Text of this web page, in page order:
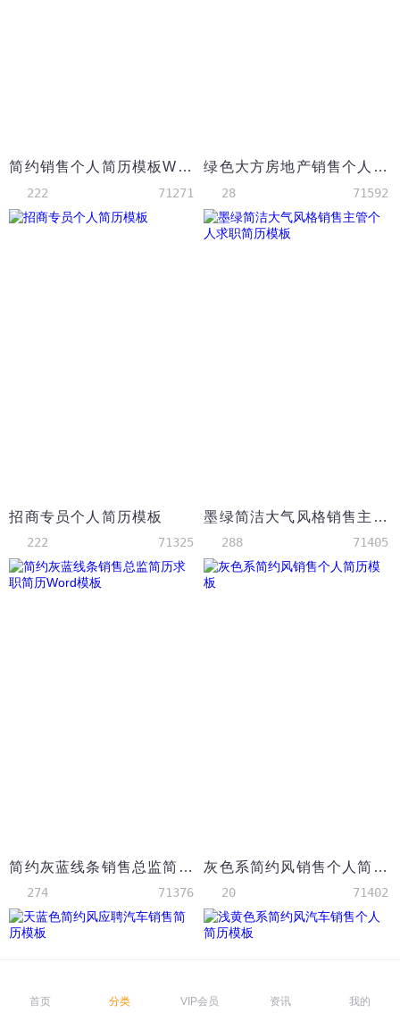
简约销售个人简历模板Word模板
222 71271
绿色大方房地产销售个人简历模板
28 71592
招商专员个人简历模板
222 71325
墨绿简洁大气风格销售主管个人求职简历模板
288 71405
简约灰蓝线条销售总监简历求职简历Word模板
274 71376
灰色系简约风销售个人简历模板
20 71402
首页 分类 VIP会员 资讯 我的